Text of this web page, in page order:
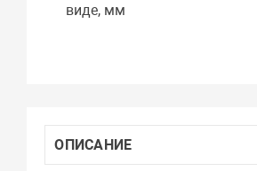
виде, мм
ОПИСАНИЕ